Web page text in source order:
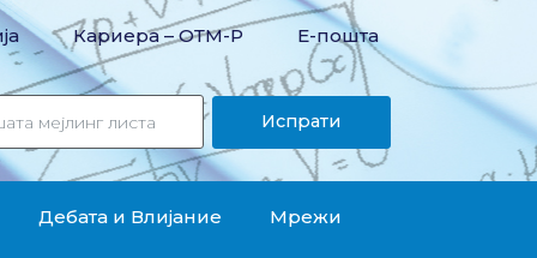
Кариера – OТМ-Р Е-пошта
Испрати
Дебата и Влијание Мрежи